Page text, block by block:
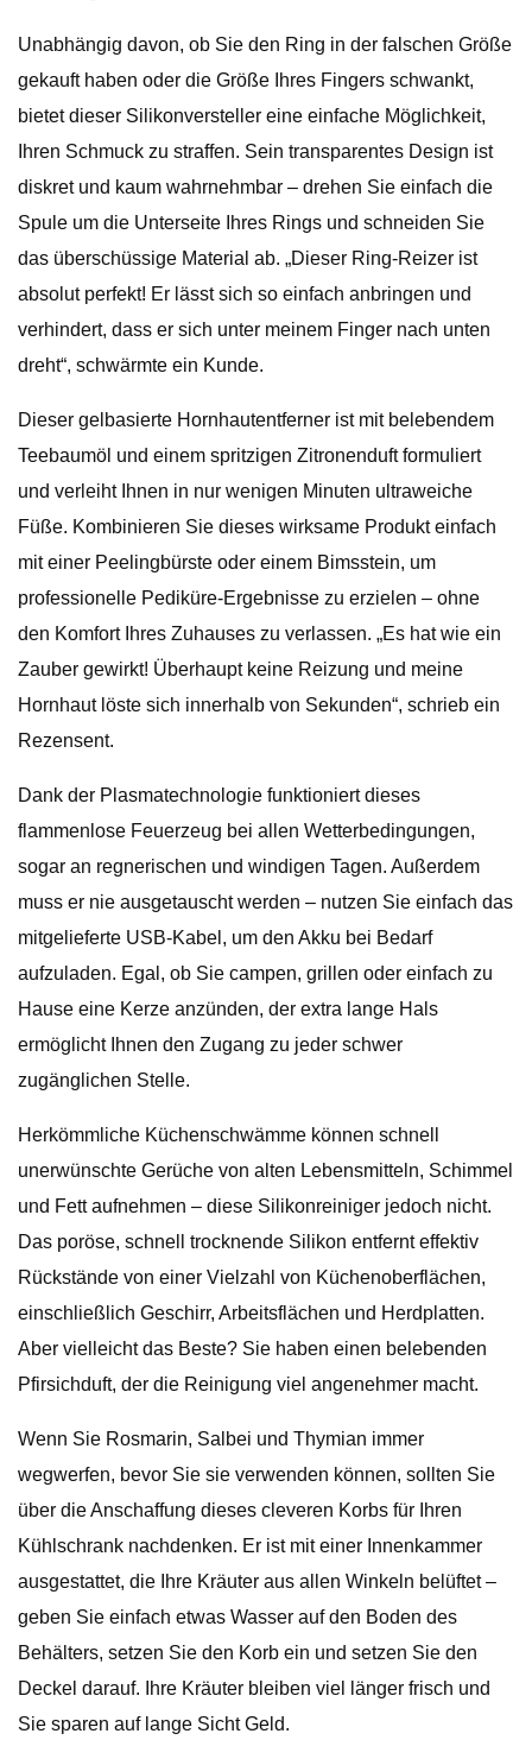
Unabhängig davon, ob Sie den Ring in der falschen Größe
gekauft haben oder die Größe Ihres Fingers schwankt,
bietet dieser Silikonversteller eine einfache Möglichkeit,
Ihren Schmuck zu straffen. Sein transparentes Design ist
diskret und kaum wahrnehmbar – drehen Sie einfach die
Spule um die Unterseite Ihres Rings und schneiden Sie
das überschüssige Material ab. „Dieser Ring-Reizer ist
absolut perfekt! Er lässt sich so einfach anbringen und
verhindert, dass er sich unter meinem Finger nach unten
dreht“, schwärmte ein Kunde.
Dieser gelbasierte Hornhautentferner ist mit belebendem
Teebaumöl und einem spritzigen Zitronenduft formuliert
und verleiht Ihnen in nur wenigen Minuten ultraweiche
Füße. Kombinieren Sie dieses wirksame Produkt einfach
mit einer Peelingbürste oder einem Bimsstein, um
professionelle Pediküre-Ergebnisse zu erzielen – ohne
den Komfort Ihres Zuhauses zu verlassen. „Es hat wie ein
Zauber gewirkt! Überhaupt keine Reizung und meine
Hornhaut löste sich innerhalb von Sekunden“, schrieb ein
Rezensent.
Dank der Plasmatechnologie funktioniert dieses
flammenlose Feuerzeug bei allen Wetterbedingungen,
sogar an regnerischen und windigen Tagen. Außerdem
muss er nie ausgetauscht werden – nutzen Sie einfach das
mitgelieferte USB-Kabel, um den Akku bei Bedarf
aufzuladen. Egal, ob Sie campen, grillen oder einfach zu
Hause eine Kerze anzünden, der extra lange Hals
ermöglicht Ihnen den Zugang zu jeder schwer
zugänglichen Stelle.
Herkömmliche Küchenschwämme können schnell
unerwünschte Gerüche von alten Lebensmitteln, Schimmel
und Fett aufnehmen – diese Silikonreiniger jedoch nicht.
Das poröse, schnell trocknende Silikon entfernt effektiv
Rückstände von einer Vielzahl von Küchenoberflächen,
einschließlich Geschirr, Arbeitsflächen und Herdplatten.
Aber vielleicht das Beste? Sie haben einen belebenden
Pfirsichduft, der die Reinigung viel angenehmer macht.
Wenn Sie Rosmarin, Salbei und Thymian immer
wegwerfen, bevor Sie sie verwenden können, sollten Sie
über die Anschaffung dieses cleveren Korbs für Ihren
Kühlschrank nachdenken. Er ist mit einer Innenkammer
ausgestattet, die Ihre Kräuter aus allen Winkeln belüftet –
geben Sie einfach etwas Wasser auf den Boden des
Behälters, setzen Sie den Korb ein und setzen Sie den
Deckel darauf. Ihre Kräuter bleiben viel länger frisch und
Sie sparen auf lange Sicht Geld.